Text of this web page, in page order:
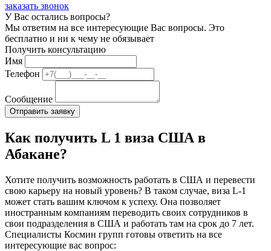
заказать звонок
У Вас остались вопросы?
Мы ответим на все интересующие Вас вопросы. Это
бесплатно и ни к чему не обязывает
Получить консультацию
Имя
Телефон
Сообщение
Как получить L 1 виза США в
Абакане?
Хотите получить возможность работать в США и перевести
свою карьеру на новый уровень? В таком случае, виза L-1
может стать вашим ключом к успеху. Она позволяет
иностранным компаниям переводить своих сотрудников в
свои подразделения в США и работать там на срок до 7 лет.
Специалисты Космин групп готовы ответить на все
интересующие вас вопрос: